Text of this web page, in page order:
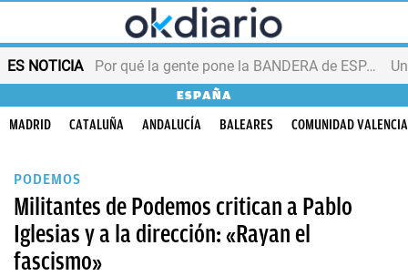
ES NOTICIA Por qué la gente pone la BANDERA de ESPAÑA en el balcón
ESPAÑA
MADRID CATALUÑA ANDALUCÍA BALEARES COMUNIDAD
PODEMOS
Militantes de Podemos critican a Pablo
Iglesias y a la dirección: «Rayan el
fascismo»